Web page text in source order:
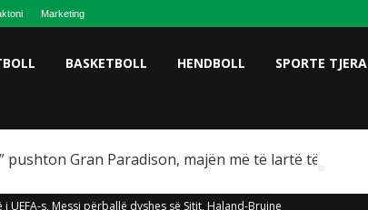
Marketing
BASKETBOLL HENDBOLL SPORTE TJERA
pushton Gran Paradison, majën më të lartë të Italisë
UEFA-s, Messi përballë dyshes së Sitit, Haland-Brujne